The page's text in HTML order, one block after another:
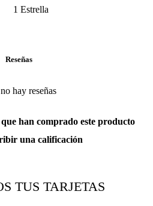
1 Estrella
Reseñas
hay reseñas
han comprado este producto
una calificación
TUS TARJETAS